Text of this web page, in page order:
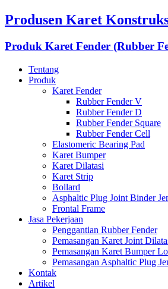
Produsen Karet
Produk Karet Fender (Rubber
Tentang
Produk
Karet Fender
Rubber Fender V
Rubber Fender D
Rubber Fender Square
Rubber Fender Cell
Elastomeric Bearing Pad
Karet Bumper
Karet Dilatasi
Karet Strip
Bollard
Asphaltic Plug Joint Binder
Frontal Frame
Jasa Pekerjaan
Penggantian Rubber Fender
Pemasangan Karet Joint
Pemasangan Karet Bumper
Pemasangan Asphaltic Plug
Kontak
Artikel